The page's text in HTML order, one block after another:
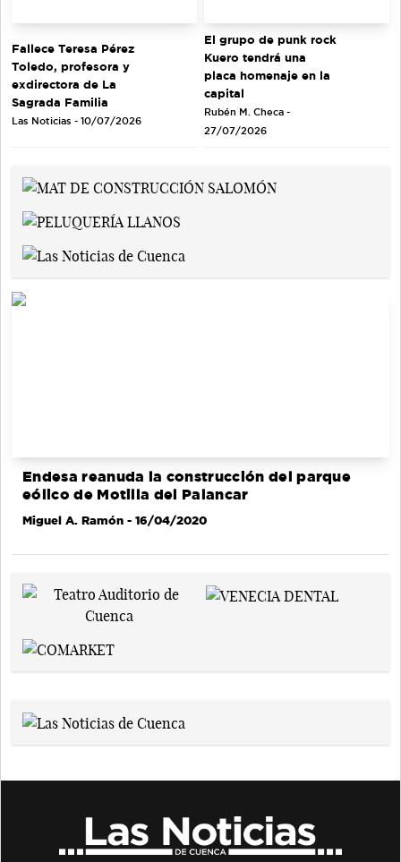
Fallece Teresa Pérez
Toledo, profesora y
exdirectora de La
Sagrada Familia
Las Noticias - 10/07/2026
El grupo de punk rock
Kuero tendrá una
placa homenaje en la
capital
Rubén M. Checa -
27/07/2026
Endesa reanuda la construcción del parque
eólico de Motilla del Palancar
Miguel A. Ramón - 16/04/2020